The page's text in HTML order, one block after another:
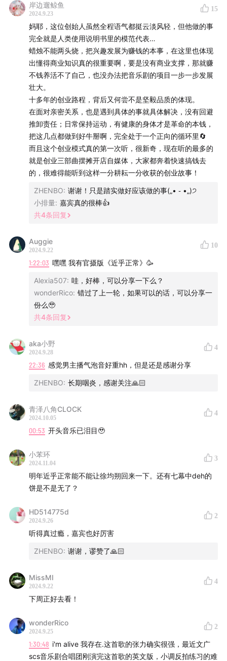
那么，目前中国的音乐剧市场处在一个怎样的发展阶段？
音乐剧引进与发行看起来很有趣，但背后又有哪些不为人
知的艰辛历程？
音乐剧到底有什么魅力，能让观众们如此魂牵梦萦？
让我们一起在本期访谈中解锁音乐剧疗愈人心的力量。
📝 时间轴：
01:34 音乐剧的独特魅力：剧场的语言之美与演员的诠
释之旅
10:59上海音乐剧市场的崛起与嘉宾的职业转型
20:10「七幕人生」的创立与发展历程
55:41「七幕」名字由来：莎士比亚《皆大欢喜》的诗意
表达
跨文化的艺术体验：团队创始人们最喜欢的音乐剧
风格
01:21:40「官摄」出现，音乐剧推广形式更加多元
01:33:46创业的焦虑、挑战与经验沉淀
01:53:08创业夫妻如何平衡工作与家庭生活
🎵 BGM： 我，堂吉诃德
🎬 官摄片段：
岸边遛鲸鱼
2024.9.23
15
妈耶，这位创始人虽然全程语气都挺云淡风轻，但他做的事
完全就是人类使用说明书里的模范代表…
蜡烛不能两头烧，把兴趣发展为赚钱的本事，在这里也体现
出懂得商业知识真的很重要啊，要是没有商业支撑，那就赚
不钱养活不了自己，也没办法把音乐剧的项目一步一步发展
壮大。
十多年的创业路程，背后又何尝不是坚毅品质的体现。
在面对亲密关系，也是遇到具体的事就具体解决，没有回避
推卸责任；日常保持运动，有健康的身体才是革命的本钱，
把这几点都做到好牛掰啊，完全处于一个正向的循环里🔄
而且这个创业模式真的第一次听，很新奇，现在听的最多的
就是创业三部曲摆摊开店自媒体，大家都奔着快速搞钱去
的，很难得能听到这样一分耕耘一分收获的创业故事！
ZHENBO: 谢谢！只是踏实做好应该做的事(„• ֊ •„)੭
小排量: 嘉宾真的很棒👍
共4条回复
Auggie
2024.9.22
10
1:22:03 嘿嘿 我有官摄版《近乎正常》🥳
Alexia507: 哇，好棒，可以分享一下么？
wonderRico: 错过了上一轮，如果可以的话，可以分享一
份么🥹
共4条回复
aka小野
2024.9.28
4
22:36 感觉男主播气泡音好重hh，但是还是感谢分享
ZHENBO: 长期咽炎，感谢关注🙏🏻
青泽八角CLOCK
2024.10.05
4
00:53 开头音乐已泪目🥹
小苯环
2024.11.04
3
明年近乎正常能不能让徐均朔回来一下。还有七幕中deh的
饼是不是无了？
HD514775d
2024.9.26
2
听得真过瘾，嘉宾也好厉害
ZHENBO: 谢谢，谬赞了🙏🏻
MissMI
2024.9.22
4
下周正好去看！
wonderRico
2024.9.25
2
1:30:48 i'm alive 我存在.这首歌的张力确实很强，最近文广
scs音乐剧合唱团刚演完这首歌的英文版，小调反拍练习的难